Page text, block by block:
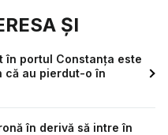
ȘI
în portul Constanța este
că au pierdut-o în
în derivă să intre în